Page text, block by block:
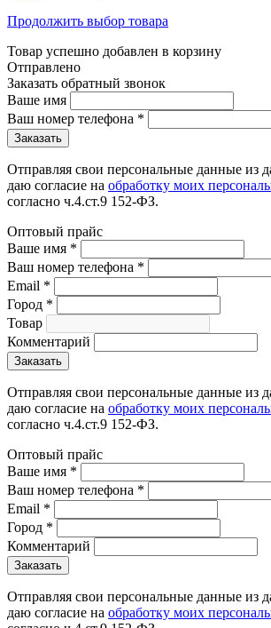
Продолжить выбор товара
Товар успешно добавлен в корзину
Отправлено
Заказать обратный звонок
Ваше имя
Ваш номер телефона *
Отправляя свои персональные данные из
даю согласие на обработку моих
согласно ч.4.ст.9 152-ФЗ.
Оптовый прайс
Ваше имя *
Ваш номер телефона *
Email *
Город *
Товар
Комментарий
Отправляя свои персональные данные из
даю согласие на обработку моих
согласно ч.4.ст.9 152-ФЗ.
Оптовый прайс
Ваше имя *
Ваш номер телефона *
Email *
Город *
Комментарий
Отправляя свои персональные данные из
даю согласие на обработку моих